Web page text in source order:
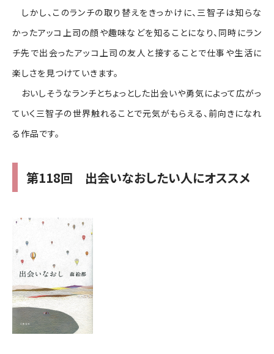
しかし、このランチの取り替えをきっかけに、三智子は知らな
かったアッコ上司の顔や趣味などを知ることになり、同時にラン
チ先で出会ったアッコ上司の友人と接することで仕事や生活に
楽しさを見つけていきます。
おいしそうなランチとちょっとした出会いや勇気によって広がっ
ていく三智子の世界触れることで元気がもらえる、前向きになれ
る作品です。
第118回 出会いなおしたい人にオススメ